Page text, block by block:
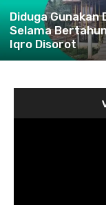
Diduga Gunakan
Selama
Iqro Disorot